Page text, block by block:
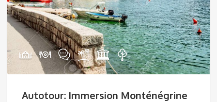
Autotour: Immersion Monténégrine